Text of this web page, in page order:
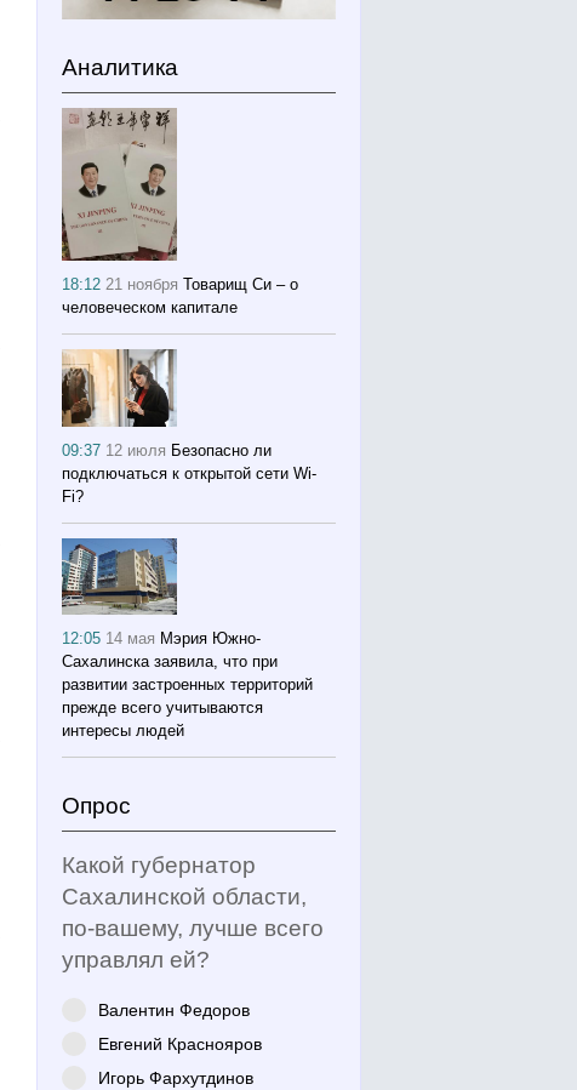
Аналитика
18:1221 ноября Товарищ Си – о
человеческом капитале
09:37 12 июля Безопасно ли
подключаться к открытой сети Wi-
Fi?
12:05 14 мая Мэрия Южно-
Сахалинска заявила, что при
развитии застроенных территорий
прежде всего учитываются
интересы людей
Опрос
Какой губернатор
Сахалинской области,
по-вашему, лучше всего
управлял ей?
Валентин Федоров
Евгений Краснояров
Игорь Фархутдинов